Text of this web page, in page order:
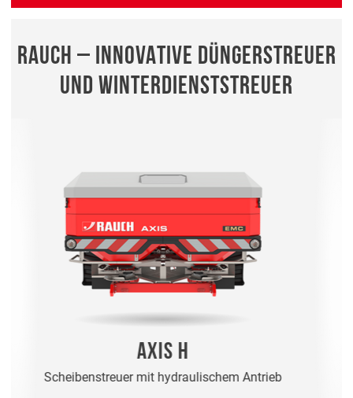
RAUCH – INNOVATIVE DÜNGERSTREUER
UND WINTERDIENSTSTREUER
MDS
Scheibenstreuer mit Gelenkwelle